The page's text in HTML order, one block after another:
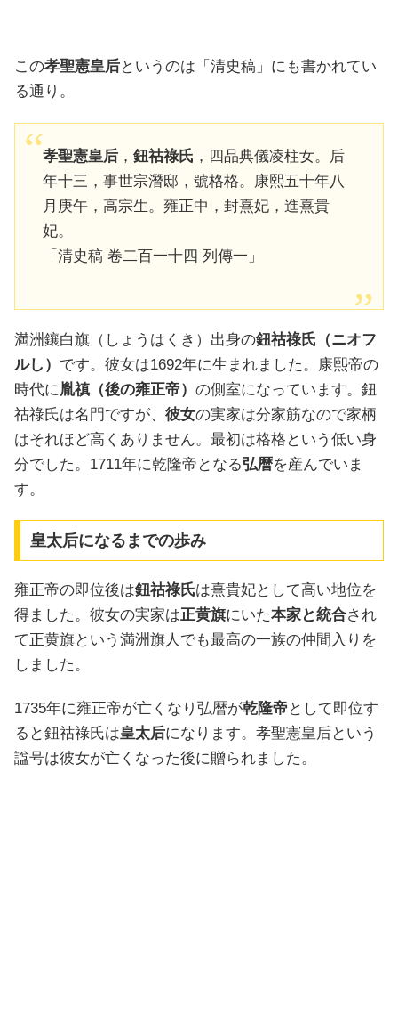
この孝聖憲皇后というのは「清史稿」にも書かれてい
る通り。
孝聖憲皇后， 鈕祜祿氏 ，四品典儀凌柱女。后
年十三，事世宗潛邸，號格格。康熙五十年八
月庚午，高宗生。雍正中，封熹妃，進熹貴
妃。
「清史稿 卷二百一十四 列傳一」
満洲鑲白旗（しょうはくき）出身の鈕祜祿氏（ニオフ
ルし） です。彼女は1692年に生まれました。康熙帝の
時代に胤禛（後の雍正帝） の側室になっています。鈕
祜祿氏は名門ですが、 彼女の実家は分家筋なので家柄
はそれほど高くありません。最初は格格という低い身
分でした。1711年に乾隆帝となる弘暦を産んでいま
す。
皇太后になるまでの歩み
雍正帝の即位後は鈕祜祿氏は熹貴妃として高い地位を
得ました。彼女の実家は正黄旗にいた本家と統合され
て正黄旗という満洲旗人でも最高の一族の仲間入りを
しました。
1735年に雍正帝が亡くなり弘暦が乾隆帝 として即位す
ると鈕祜祿氏は皇太后になります。孝聖憲皇后という
諡号は彼女が亡くなった後に贈られました。